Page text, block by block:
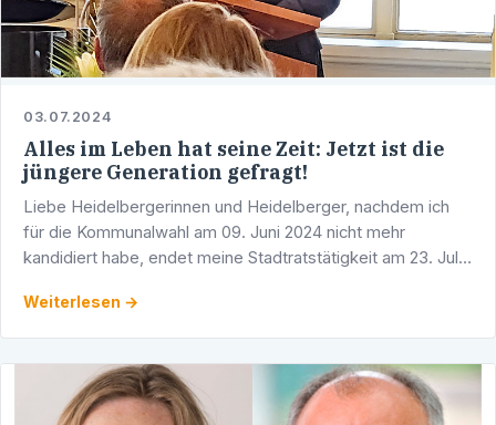
03.07.2024
Alles im Leben hat seine Zeit: Jetzt ist die
jüngere Generation gefragt!
Liebe Heidelbergerinnen und Heidelberger, nachdem ich
für die Kommunalwahl am 09. Juni 2024 nicht mehr
kandidiert habe, endet meine Stadtratstätigkeit am 23. Juli
Weiterlesen →